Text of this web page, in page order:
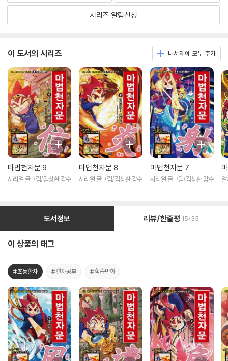
시리즈 알림신청
이 도서의 시리즈 내서재에 모두 추가
마법천자문 9
시리얼 글그림/김창환 감수
마법천자문 8
시리얼 글그림/김창환 감수
마법천자문 7
시리얼 글그림/김창환 감수
도서정보 리뷰/한줄평 15/35
이 상품의 태그
#초등한자 #한자공부 #학습만화